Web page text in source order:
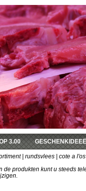
3.00
| rundsvlees | cote a
produkten kunt u steeds